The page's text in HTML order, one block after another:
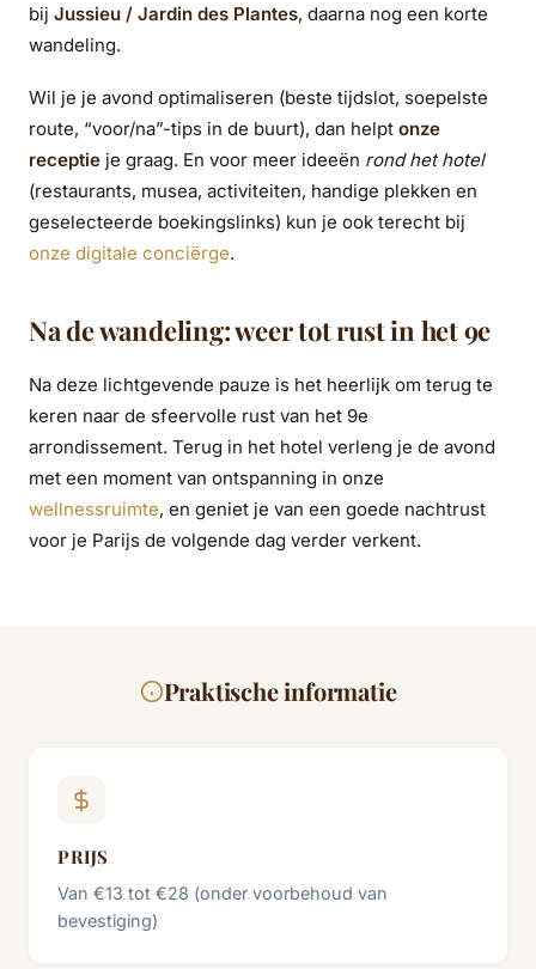
bij Jussieu / Jardin des Plantes, daarna nog een korte
wandeling.
Wil je je avond optimaliseren (beste tijdslot, soepelste
route, “voor/na”-tips in de buurt), dan helpt onze
receptie je graag. En voor meer ideeën rond het hotel
(restaurants, musea, activiteiten, handige plekken en
geselecteerde boekingslinks) kun je ook terecht bij
onze digitale conciërge.
Na de wandeling: weer tot rust in het 9e
Na deze lichtgevende pauze is het heerlijk om terug te
keren naar de sfeervolle rust van het 9e
arrondissement. Terug in het hotel verleng je de avond
met een moment van ontspanning in onze
wellnessruimte, en geniet je van een goede nachtrust
voor je Parijs de volgende dag verder verkent.
Praktische informatie
PRIJS
Van €13 tot €28 (onder voorbehoud van
bevestiging)